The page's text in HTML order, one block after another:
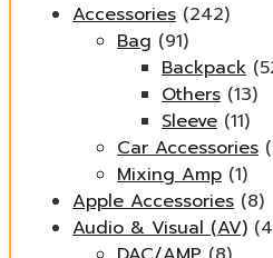
Accessories (242)
Bag (91)
Backpack
Others (13)
Sleeve (11)
Car Accessories
Mixing Amp (1)
Apple Accessories (8)
Audio & Visual (AV)